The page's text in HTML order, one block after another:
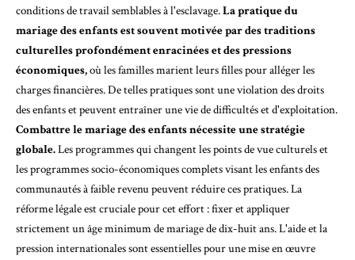
conditions de travail semblables à l'esclavage.La pratique du
mariage des enfants est souvent motivée par des traditions
culturelles profondément enracinées et des pressions
économiques,où les familles marient leurs filles pour alléger les
charges financières. De telles pratiques sont une violation des droits
des enfants et peuvent entraîner une vie de difficultés et d'exploitation.
Combattre le mariage des enfants nécessite une stratégie
globale.Les programmes qui changent les points de vue culturels et
les programmes socio-économiques complets visant les enfants des
communautés à faible revenu peuvent réduire ces pratiques. La
réforme légale est cruciale pour cet effort : fixer et appliquer
strictement un âge minimum de mariage de dix-huit ans. L'aide et la
pression internationales sont essentielles pour une mise en œuvre